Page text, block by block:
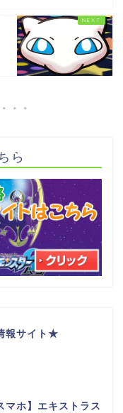
ら
報サイト★
マホ】エキストラス